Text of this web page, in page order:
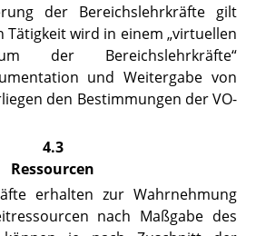
der Bereichslehrkräfte gilt
Tätigkeit wird in einem „virtuellen
der Bereichslehrkräfte“
und Weitergabe von
den Bestimmungen der VO-
4.3
Ressourcen
erhalten zur Wahrnehmung
nach Maßgabe des